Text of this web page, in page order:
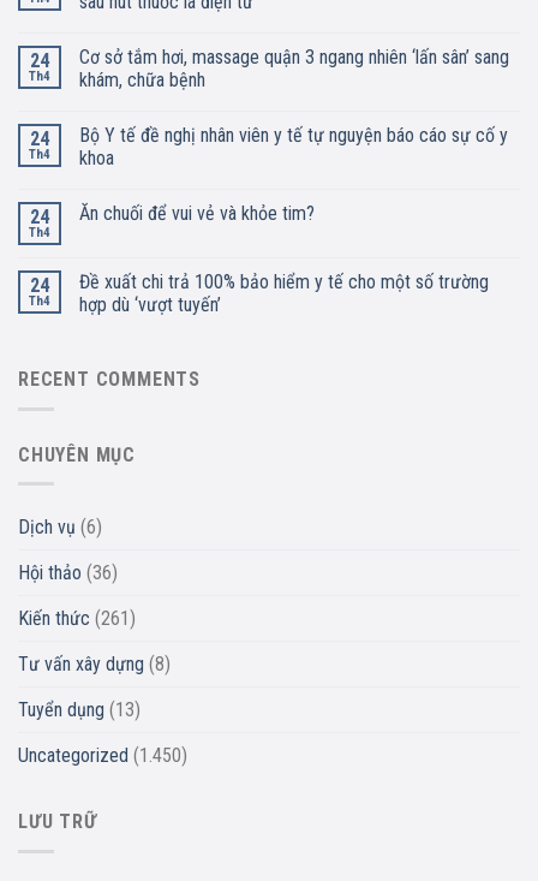
24
Th4
Cơ sở tắm hơi, massage quận 3 ngang nhiên ‘lấn sân’ sang
khám, chữa bệnh
24
Th4
Bộ Y tế đề nghị nhân viên y tế tự nguyện báo cáo sự cố y
khoa
24
Th4
Ăn chuối để vui vẻ và khỏe tim?
24
Th4
Đề xuất chi trả 100% bảo hiểm y tế cho một số trường
hợp dù ‘vượt tuyến’
RECENT COMMENTS
CHUYÊN MỤC
Dịch vụ (6)
Hội thảo (36)
Kiến thức (261)
Tư vấn xây dựng (8)
Tuyển dụng (13)
Uncategorized (1.450)
LƯU TRỮ